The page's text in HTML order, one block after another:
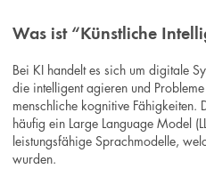
Was ist “Künstliche
Bei KI handelt es sich um digitale
die intelligent agieren und
menschliche kognitive Fähigkeiten.
häufig ein Large Language Model
leistungsfähige Sprachmodelle,
wurden.